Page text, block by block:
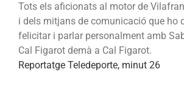
Tots els aficionats al motor de
i dels mitjans de comunicació que ho
felicitar i parlar personalment amb
Cal Figarot demà a Cal Figarot.
Reportatge Teledeporte, minut 26